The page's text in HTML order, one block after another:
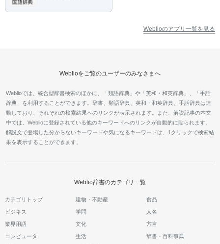
Weblioのアプリ一覧を見る
Weblioをご覧のユーザーのみなさまへ
Weblioでは、統合型辞書検索のほかに、「類語辞典」や「英和・和英辞典」、「手話
辞典」を利用することができます。辞書、類語辞典、英和・和英辞典、手話辞典は連
動しており、それぞれの検索結果へのリンクが表示されます。また、解説記事の本文
中では、Weblioに登録されている他のキーワードへのリンクが自動的に貼られます。
解説文で登場した分からないキーワードや気になるキーワードは、1クリックで検索結
果を表示することができます。
Weblio辞書のカテゴリ一覧
カテゴリトップ 建物・不動産 食品
ビジネス 学問 人名
業界用語 文化 方言
コンピュータ 生活 辞書・百科事典